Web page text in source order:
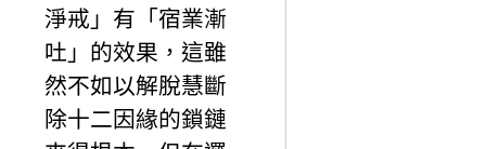
淨戒」有「宿業漸
吐」的效果，這雖
然不如以解脫慧斷
除十二因緣的鎖鏈